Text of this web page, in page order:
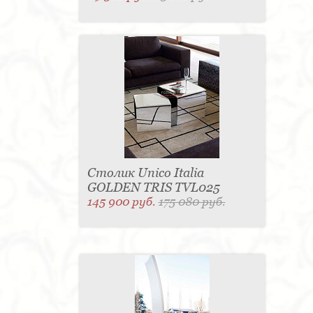
Столик Unico Italia
GOLDEN TRIS TVL025
145 900 руб.175 080 руб.